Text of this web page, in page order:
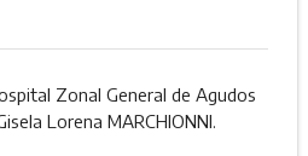
Zonal General de Agudos
Lorena MARCHIONNI.